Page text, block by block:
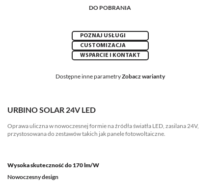
DO POBRANIA
POZNAJ USŁUGI
CUSTOMIZACJA
WSPARCIE I KONTAKT
Dostępne inne parametryZobacz warianty
URBINO SOLAR 24V LED
Oprawa uliczna w nowoczesnej formie na źródła światła LED, zasilana 24V,
przystosowana do zestawów takich jak panele fotowoltaiczne.
Wysoka skuteczność do 170 lm/W
Nowoczesny design